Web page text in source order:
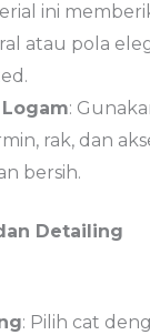
ini
atau pola
:
rak, dan
bersih.
Detailing
: Pilih cat